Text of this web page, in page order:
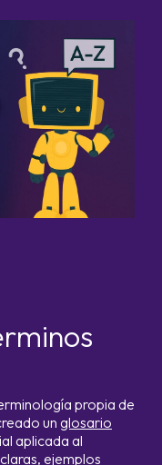
propia de
unglosario
aplicada al
ejemplos